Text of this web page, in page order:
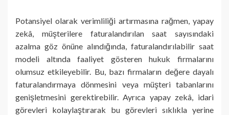
Potansiyel olarak verimliliği artırmasına rağmen, yapay
zekâ, müşterilere faturalandırılan saat sayısındaki
azalma göz önüne alındığında, faturalandırılabilir saat
modeli altında faaliyet gösteren hukuk firmalarını
olumsuz etkileyebilir. Bu, bazı firmaların değere dayalı
faturalandırmaya dönmesini veya müşteri tabanlarını
genişletmesini gerektirebilir. Ayrıca yapay zekâ, idari
görevleri kolaylaştırarak bu görevleri sıklıkla yerine